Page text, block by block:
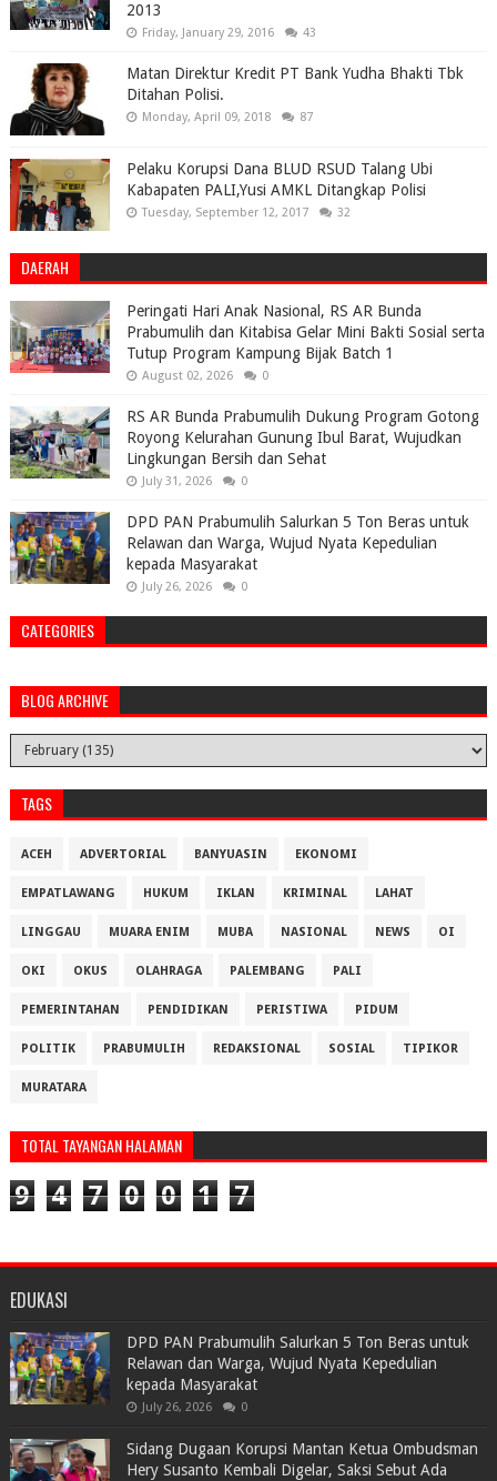
2013
Friday, January 29, 2016 43
Matan Direktur Kredit PT Bank Yudha Bhakti Tbk
Ditahan Polisi.
Monday, April 09, 2018 87
Pelaku Korupsi Dana BLUD RSUD Talang Ubi
Kabapaten PALI,Yusi AMKL Ditangkap Polisi
Tuesday, September 12, 2017 32
DAERAH
Peringati Hari Anak Nasional, RS AR Bunda
Prabumulih dan Kitabisa Gelar Mini Bakti Sosial serta
Tutup Program Kampung Bijak Batch 1
August 02, 2026 0
RS AR Bunda Prabumulih Dukung Program Gotong
Royong Kelurahan Gunung Ibul Barat, Wujudkan
Lingkungan Bersih dan Sehat
July 31, 2026 0
DPD PAN Prabumulih Salurkan 5 Ton Beras untuk
Relawan dan Warga, Wujud Nyata Kepedulian
kepada Masyarakat
July 26, 2026 0
CATEGORIES
BLOG ARCHIVE
TAGS
ACEH ADVERTORIAL BANYUASIN EKONOMI
EMPATLAWANG HUKUM IKLAN KRIMINAL LAHAT
LINGGAU MUARA ENIM MUBA NASIONAL NEWS OI
OKI OKUS OLAHRAGA PALEMBANG PALI
PEMERINTAHAN PENDIDIKAN PERISTIWA PIDUM
POLITIK PRABUMULIH REDAKSIONAL SOSIAL TIPIKOR
MURATARA
TOTAL TAYANGAN HALAMAN
9 4 7 0 0 1 7
EDUKASI
DPD PAN Prabumulih Salurkan 5 Ton Beras untuk
Relawan dan Warga, Wujud Nyata Kepedulian
kepada Masyarakat
July 26, 2026 0
Sidang Dugaan Korupsi Mantan Ketua Ombudsman
Hery Susanto Kembali Digelar, Saksi Sebut Ada